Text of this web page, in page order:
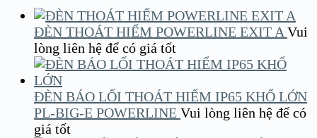
ĐÈN THOÁT HIỂM POWERLINE EXIT A Vui
lòng liên hệ để có giá tốt
ĐÈN BÁO LỐI THOÁT HIỂM IP65 KHỔ LỚN
PL-BIG-E POWERLINE Vui lòng liên hệ để có
giá tốt